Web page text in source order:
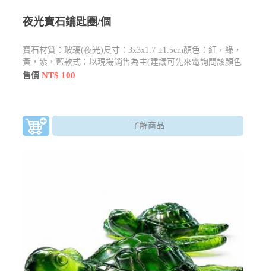
夜光寶石鑰匙圈/個
寶石材質：玻璃(夜光)尺寸：3x3x1.7 ±1.5cm顏色：紅，綠，
黃，紫，藍款式：以現場銷售為主(建議可先來電詢問該顏色
由無現貨，謝謝)
售價NT$ 100
了解商品